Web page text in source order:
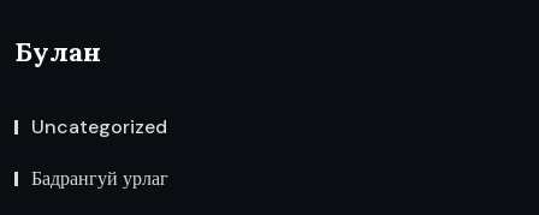
Булан
Uncategorized
Бадрангуй урлаг